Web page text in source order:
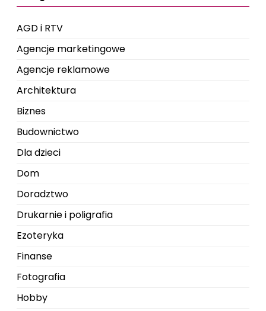
AGD i RTV
Agencje marketingowe
Agencje reklamowe
Architektura
Biznes
Budownictwo
Dla dzieci
Dom
Doradztwo
Drukarnie i poligrafia
Ezoteryka
Finanse
Fotografia
Hobby